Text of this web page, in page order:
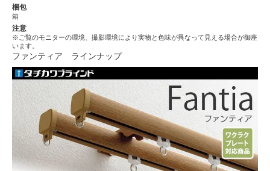
梱包
箱
注意
※ご覧のモニターの環境、撮影環境により実物と色味が異なって見える場合が御座
います。
ファンティア ラインナップ